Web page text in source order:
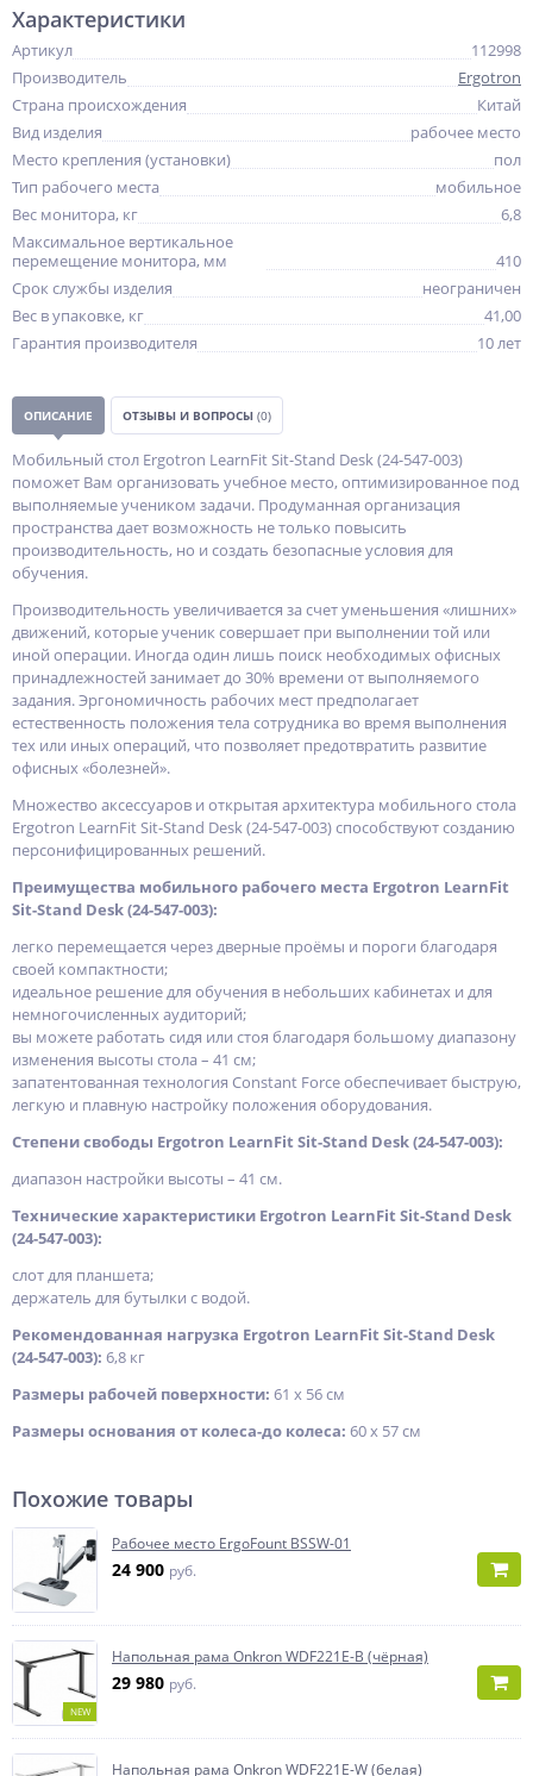
Характеристики
Артикул
112998
Производитель
Ergotron
Страна происхождения
Китай
Вид изделия
рабочее место
Место крепления (установки)
пол
Тип рабочего места
мобильное
Вес монитора, кг
6,8
Максимальное вертикальное
перемещение монитора, мм
410
Срок службы изделия
неограничен
Вес в упаковке, кг
41,00
Гарантия производителя
10 лет
ОПИСАНИЕ ОТЗЫВЫ И ВОПРОСЫ (0)
Мобильный стол Ergotron LearnFit Sit-Stand Desk (24-547-003)
поможет Вам организовать учебное место, оптимизированное под
выполняемые учеником задачи. Продуманная организация
пространства дает возможность не только повысить
производительность, но и создать безопасные условия для
обучения.
Производительность увеличивается за счет уменьшения «лишних»
движений, которые ученик совершает при выполнении той или
иной операции. Иногда один лишь поиск необходимых офисных
принадлежностей занимает до 30% времени от выполняемого
задания. Эргономичность рабочих мест предполагает
естественность положения тела сотрудника во время выполнения
тех или иных операций, что позволяет предотвратить развитие
офисных «болезней».
Множество аксессуаров и открытая архитектура мобильного стола
Ergotron LearnFit Sit-Stand Desk (24-547-003) способствуют созданию
персонифицированных решений.
Преимущества мобильного рабочего места Ergotron LearnFit
Sit-Stand Desk (24-547-003):
легко перемещается через дверные проёмы и пороги благодаря
своей компактности;
идеальное решение для обучения в небольших кабинетах и для
немногочисленных аудиторий;
вы можете работать сидя или стоя благодаря большому диапазону
изменения высоты стола – 41 см;
запатентованная технология Constant Force обеспечивает быструю,
легкую и плавную настройку положения оборудования.
Степени свободы Ergotron LearnFit Sit-Stand Desk (24-547-003):
диапазон настройки высоты – 41 см.
Технические характеристики Ergotron LearnFit Sit-Stand Desk
(24-547-003):
слот для планшета;
держатель для бутылки с водой.
Рекомендованная нагрузка Ergotron LearnFit Sit-Stand Desk
(24-547-003): 6,8 кг
Размеры рабочей поверхности: 61 x 56 см
Размеры основания от колеса-до колеса: 60 x 57 см
Похожие товары
Рабочее место ErgoFount BSSW-01
24 900 руб.
NEW
Напольная рама Onkron WDF221E-B (чёрная)
29 980 руб.
Напольная рама Onkron WDF221E-W (белая)